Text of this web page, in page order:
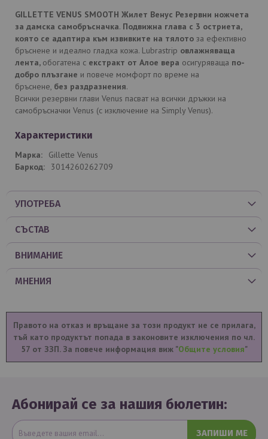
GILLETTE VENUS SMOOTH Жилет Венус Резервни ножчета
за дамска самобръсначка. Подвижна глава с 3 остриета,
която се адаптира към извивките на тялото за ефективно
бръснене и идеално гладка кожа. Lubrastrip овлажняваща
лента, обогатена с екстракт от Алое вера осигуряваща по-
добро плъзгане и повече момфорт по време на
бръснене, без раздразнения.
Всички резервни глави Venus пасват на всички дръжки на
самобръсначки Venus (с изключение на Simply Venus).
Характеристики
Gillette Venus
3014260262709
УПОТРЕБА
СЪСТАВ
ВНИМАНИЕ
МНЕНИЯ
Правото на отказ и връщане за този продукт не се прилага,
тъй като продуктът попада в законовите изключения по чл.
57 от ЗЗП. За повече информация виж "Общите условия"
Абонирай се за нашия бюлетин:
ЗАПИШИ МЕ